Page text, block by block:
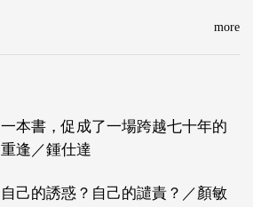
more
一本書，促成了一場跨越七十年的
重逢／鍾仕達
自己的誘惑？自己的譴責？／顏敏